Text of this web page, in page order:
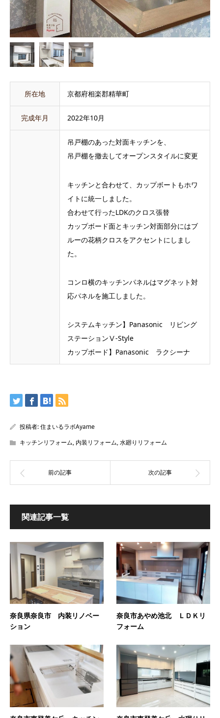
所在地 京都府相楽郡精華町
完成年月 2022年10月
吊戸棚のあった対面キッチンを、
吊戸棚を撤去してオープンスタイルに変更
キッチンと合わせて、カップボートもホワ
イトに統一しました。
合わせて行ったLDKのクロス張替
カップボード面とキッチン対面部分にはブ
ルーの花柄クロスをアクセントにしまし
た。
コンロ横のキッチンパネルはマグネット対
応パネルを施工しました。
システムキッチン】Panasonic リビング
ステーションⅤ-Style
カップボード】Panasonic ラクシーナ
投稿者:住まいるラボAyame
キッチンリフォーム, 内装リフォーム,水廻りリフォーム
関連記事一覧
奈良県奈良市 内装リノベー
ション
奈良市あやめ池北 ＬＤＫリ
フォーム